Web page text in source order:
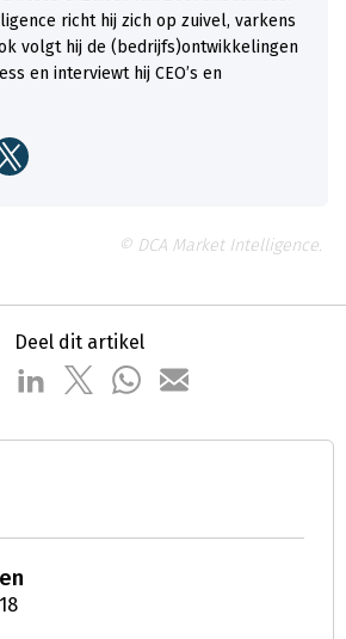
richt hij zich op zuivel, varkens
volgt hij de (bedrijfs)ontwikkelingen
en interviewt hij CEO’s en
© DCA Market Intelligence.
Deel dit artikel